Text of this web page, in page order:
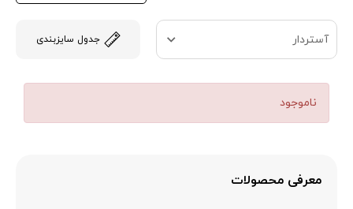
آستردار جدول سایزبندی
ناموجود
معرفی محصولات